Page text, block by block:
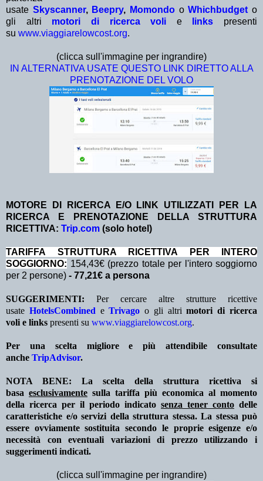
usate Skyscanner, Beepry, Momondo oWhichbudget o
gli altri motori di ricerca voli e links presenti
su www.viaggiarelowcost.org.
(clicca sull'immagine per ingrandire)
IN ALTERNATIVA USATE QUESTO LINK DIRETTO ALLA
PRENOTAZIONE DEL VOLO
MOTORE DI RICERCA E/O LINK UTILIZZATI PER LA
RICERCA E PRENOTAZIONE DELLA STRUTTURA
RICETTIVA: Trip.com (solo hotel)
TA RIFFA STRUTTURA RICETTIVA PER INTERO
SOGGIORNO: 154,43€ (prezzo totale per l'intero soggiorno
per 2 persone) - 77,21€ a persona
SUGGERIMENTI: Per cercare altre strutture ricettive
usate HotelsCombined eTrivago o gli altrimotori di ricerca
voli e links presenti su www.viaggiarelowcost.org.
Per una scelta migliore e più attendibile consultate
anche TripAdvisor.
NOTA BENE: La scelta della struttura ricettiva si
basa esclusivamente sulla tariffa più economica al momento
della ricerca per il periodo indicato senza tener conto delle
caratteristiche e/o servizi della struttura stessa. La stessa può
essere ovviamente sostituita secondo le proprie esigenze e/o
necessità con eventuali variazioni di prezzo utilizzando i
suggerimenti indicati.
(clicca sull'immagine per ingrandire)